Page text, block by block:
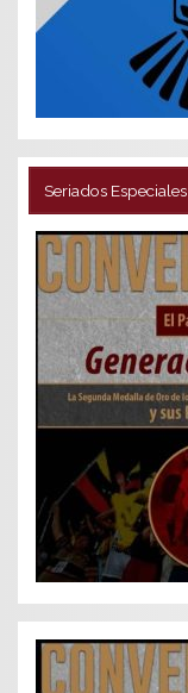
Seriados Especiales